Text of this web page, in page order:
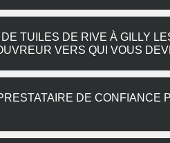
TUILES DE RIVE À GILLY
VERS QUI VOUS
DE CONFIANCE